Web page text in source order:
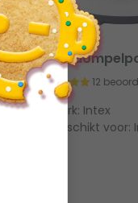
Intex
12
Merk: Intex
Geschikt